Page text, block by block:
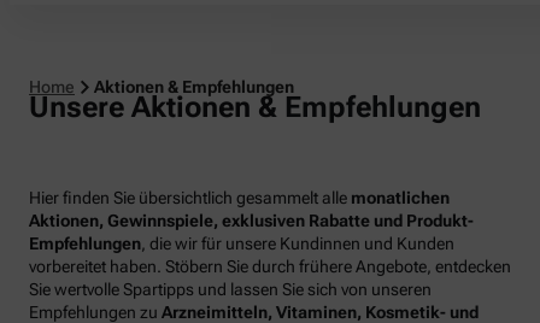
Home Aktionen & Empfehlungen
Unsere Aktionen & Empfehlungen
Hier finden Sie übersichtlich gesammelt alle monatlichen
Aktionen, Gewinnspiele, exklusiven Rabatte und Produkt-
Empfehlungen , die wir für unsere Kundinnen und Kunden
vorbereitet haben. Stöbern Sie durch frühere Angebote, entdecken
Sie wertvolle Spartipps und lassen Sie sich von unseren
Empfehlungen zu Arzneimitteln, Vitaminen, Kosmetik- und